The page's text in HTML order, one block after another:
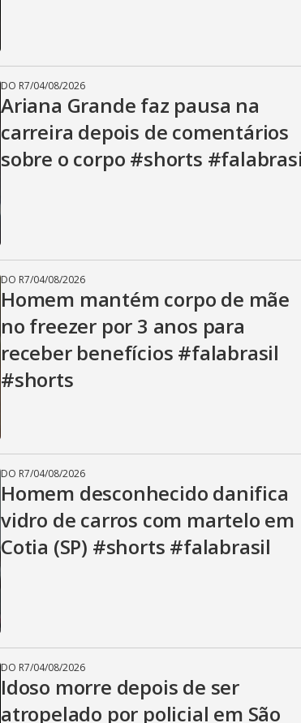
DO R7/04/08/2026
Ariana Grande faz pausa na
carreira depois de comentários
sobre o corpo #shorts
DO R7/04/08/2026
Homem mantém corpo de mãe
no freezer por 3 anos para
receber benefícios #falabrasil
#shorts
DO R7/04/08/2026
Homem desconhecido danifica
vidro de carros com martelo em
Cotia (SP) #shorts #falabrasil
DO R7/04/08/2026
Idoso morre depois de ser
atropelado por policial em São